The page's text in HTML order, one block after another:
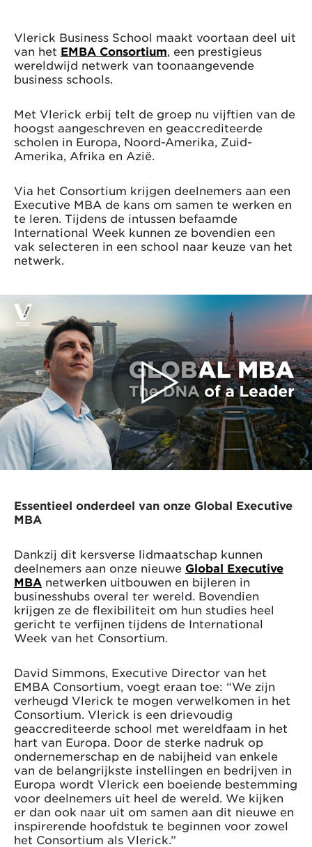
Vlerick Business School maakt voortaan deel uit
van het EMBA Consortium , een prestigieus
wereldwijd netwerk van toonaangevende
business schools.
Met Vlerick erbij telt de groep nu vijftien van de
hoogst aangeschreven en geaccrediteerde
scholen in Europa, Noord-Amerika, Zuid-
Amerika, Afrika en Azië.
Via het Consortium krijgen deelnemers aan een
Executive MBA de kans om samen te werken en
te leren. Tijdens de intussen befaamde
International Week kunnen ze bovendien een
vak selecteren in een school naar keuze van het
netwerk.
Essentieel onderdeel van onze Global Executive
MBA
Dankzij dit kersverse lidmaatschap kunnen
deelnemers aan onze nieuwe Global Executive
MBA netwerken uitbouwen en bijleren in
businesshubs overal ter wereld. Bovendien
krijgen ze de flexibiliteit om hun studies heel
gericht te verfijnen tijdens de International
Week van het Consortium.
David Simmons, Executive Director van het
EMBA Consortium, voegt eraan toe: “We zijn
verheugd Vlerick te mogen verwelkomen in het
Consortium. Vlerick is een drievoudig
geaccrediteerde school met wereldfaam in het
hart van Europa. Door de sterke nadruk op
ondernemerschap en de nabijheid van enkele
van de belangrijkste instellingen en bedrijven in
Europa wordt Vlerick een boeiende bestemming
voor deelnemers uit heel de wereld. We kijken
er dan ook naar uit om samen aan dit nieuwe en
inspirerende hoofdstuk te beginnen voor zowel
het Consortium als Vlerick.”